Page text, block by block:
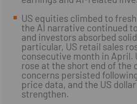
US equities climbed to
the AI narrative continued
and investors absorbed
particular, US retail sales
consecutive month in April.
rose at the short end of the
concerns persisted
price data, and the US
strengthen.